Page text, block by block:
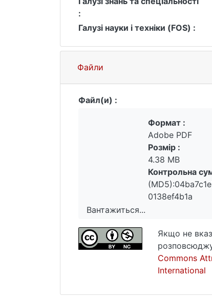
:
Галузі науки і техніки (FOS) :
Файли
Файл(и) :
Вантажиться...
Вантажиться...
Формат :
Adobe PDF
Розмір :
4.38 MB
Контрольна
0138ef4b1a
Якщо не
Commons
International